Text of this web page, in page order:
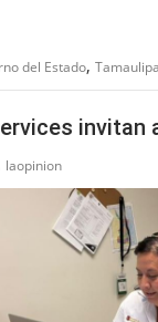
del Estado,
laopinion